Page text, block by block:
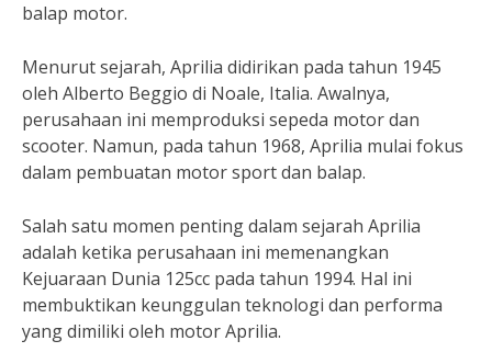
balap motor.
Menurut sejarah, Aprilia didirikan pada tahun 1945
oleh Alberto Beggio di Noale, Italia. Awalnya,
perusahaan ini memproduksi sepeda motor dan
scooter. Namun, pada tahun 1968, Aprilia mulai fokus
dalam pembuatan motor sport dan balap.
Salah satu momen penting dalam sejarah Aprilia
adalah ketika perusahaan ini memenangkan
Kejuaraan Dunia 125cc pada tahun 1994. Hal ini
membuktikan keunggulan teknologi dan performa
yang dimiliki oleh motor Aprilia.